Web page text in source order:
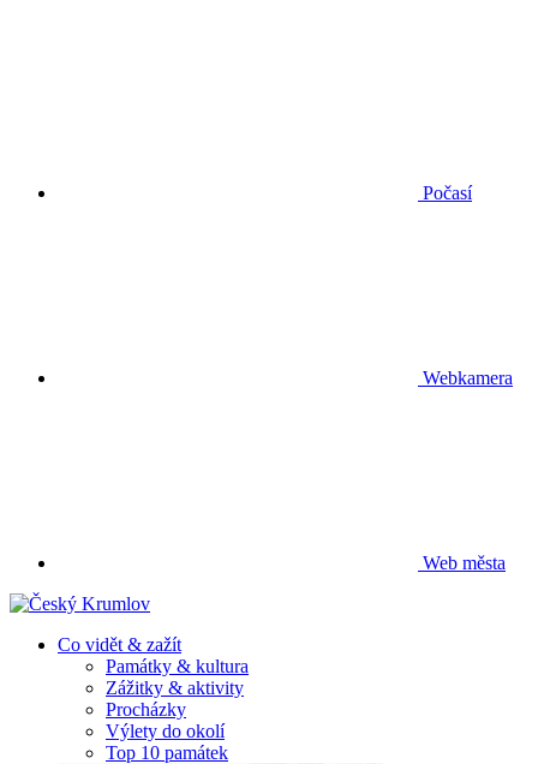
Počasí
Webkamera
Web města
Co vidět & zažít
Památky & kultura
Zážitky & aktivity
Procházky
Výlety do okolí
Top 10 památek